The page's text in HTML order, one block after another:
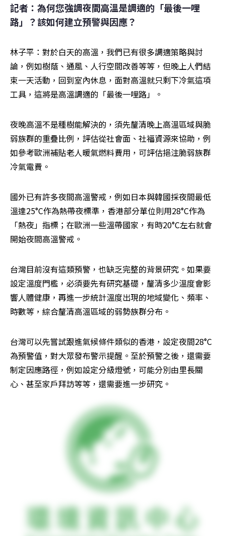
記者：為何您強調夜間高溫是調適的「最後一哩
路」？該如何建立預警與因應？
林子平：對於白天的高溫，我們已有很多調適策略與討
論，例如樹蔭、通風、人行空間改善等等，但晚上人們結
束一天活動，回到室內休息，面對高溫就只剩下冷氣這項
工具，這將是高溫調適的「最後一哩路」。
夜晚高溫不是種樹能解決的，須先釐清晚上高溫區域與脆
弱族群的重疊比例，評估從社會面、社福資源來協助，例
如參考歐洲補貼老人暖氣燃料費用，可評估挹注脆弱族群
冷氣電費。
國外已有許多夜間高溫警戒，例如日本與韓國採夜間最低
溫達25°C作為熱帶夜標準，香港部分單位則用28°C作為
「熱夜」指標；在歐洲一些溫帶國家，有時20°C左右就會
開始夜間高溫警戒。
台灣目前沒有這類預警，也缺乏完整的背景研究。如果要
設定溫度門檻，必須要先有研究基礎，釐清多少溫度會影
響人體健康，再進一步統計溫度出現的地域變化、頻率、
時數等，綜合釐清高溫區域的弱勢族群分布。
台灣可以先嘗試跟進氣候條件類似的香港，設定夜間28°C
為預警值，對大眾發布警示提醒。至於預警之後，還需要
制定因應路徑，例如設定分級燈號，可能分別由里長關
心、甚至家戶拜訪等等，還需要進一步研究。